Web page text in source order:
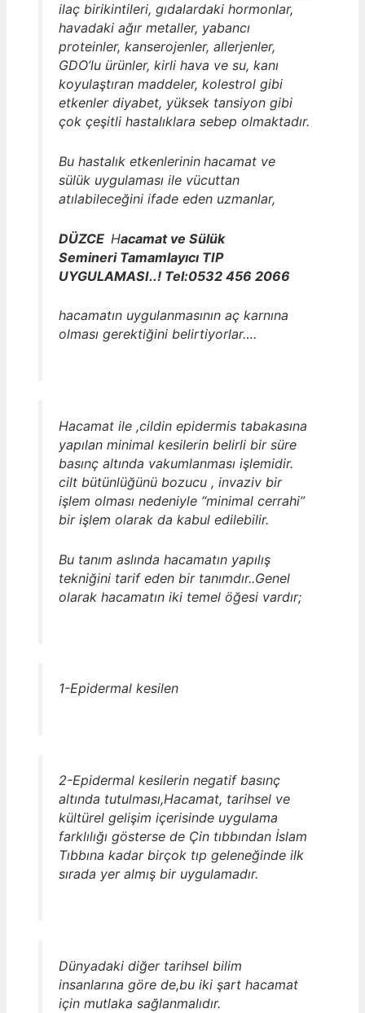
ilaç birikintileri, gıdalardaki hormonlar,
havadaki ağır metaller, yabancı
proteinler, kanserojenler, allerjenler,
GDO’lu ürünler, kirli hava ve su, kanı
koyulaştıran maddeler, kolestrol gibi
etkenler diyabet, yüksek tansiyon gibi
çok çeşitli hastalıklara sebep olmaktadır.
Bu hastalık etkenlerinin hacamat ve
sülük uygulaması ile vücuttan
atılabileceğini ifade eden uzmanlar,
DÜZCE Hacamat ve Sülük
Semineri Tamamlayıcı TIP
UYGULAMASI..! Tel:0532 456 2066
hacamatın uygulanmasının aç karnına
olması gerektiğini belirtiyorlar….
Hacamat ile ,cildin epidermis tabakasına
yapılan minimal kesilerin belirli bir süre
basınç altında vakumlanması işlemidir.
cilt bütünlüğünü bozucu , invaziv bir
işlem olması nedeniyle “minimal cerrahi”
bir işlem olarak da kabul edilebilir.
Bu tanım aslında hacamatın yapılış
tekniğini tarif eden bir tanımdır..Genel
olarak hacamatın iki temel öğesi vardır;
1-Epidermal kesilen
2-Epidermal kesilerin negatif basınç
altında tutulması,Hacamat, tarihsel ve
kültürel gelişim içerisinde uygulama
farklılığı gösterse de Çin tıbbından İslam
Tıbbına kadar birçok tıp geleneğinde ilk
sırada yer almış bir uygulamadır.
Dünyadaki diğer tarihsel bilim
insanlarına göre de,bu iki şart hacamat
için mutlaka sağlanmalıdır.